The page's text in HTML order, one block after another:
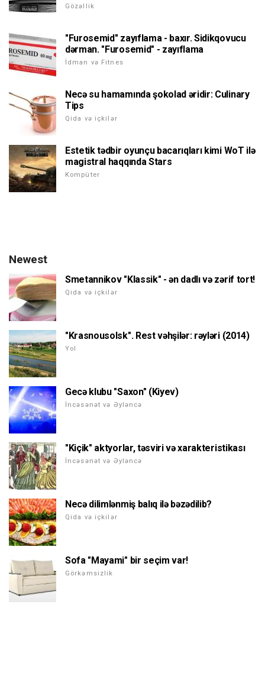
Gözəllik
"Furosemid" zayıflama - baxır. Sidikqovucu
dərman. "Furosemid" - zayıflama
İdman və Fitnes
Necə su hamamında şokolad əridir: Culinary
Tips
Qida və içkilər
Estetik tədbir oyunçu bacarıqları kimi WoT ilə
magistral haqqında Stars
Kompüter
Newest
Smetannikov "Klassik" - ən dadlı və zərif tort!
Qida və içkilər
"Krasnousolsk". Rest vəhşilər: rəyləri (2014)
Yol
Gecə klubu "Saxon" (Kiyev)
İncəsənət və Əyləncə
"Kiçik" aktyorlar, təsviri və xarakteristikası
İncəsənət və Əyləncə
Necə dilimlənmiş balıq ilə bəzədilib?
Qida və içkilər
Sofa "Mayami" bir seçim var!
Görkəmsizlik